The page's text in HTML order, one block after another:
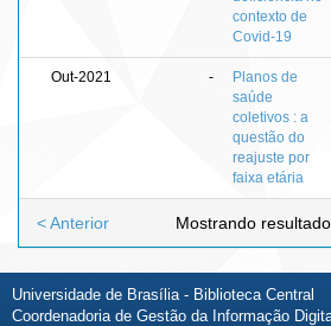
contexto de
Covid-19
Out-2021 -
Planos de
saúde
coletivos : a
questão do
reajuste por
faixa etária
Mostrando
< Anterior
Universidade de Brasília - Biblioteca Central
Coordenadoria de Gestão da Informação